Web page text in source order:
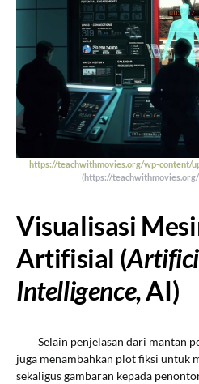
https://teachwithmovies.org/wp-content/
(https://
Visualisasi
Artifisial (
Intelligence,AI)
Selain penjelasan dari mantan
juga menambahkan plot fiksi untuk
sekaligus gambaran kepada